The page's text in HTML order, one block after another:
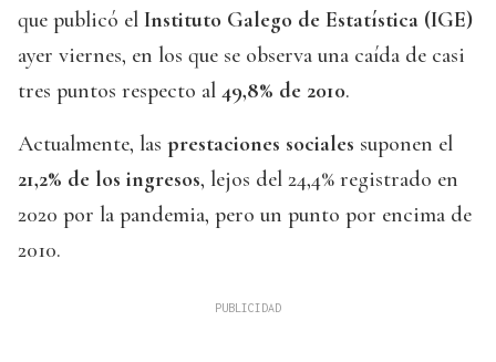
que publicó el Instituto Galego de Estatística (IGE)
ayer viernes, en los que se observa una caída de casi
tres puntos respecto al 49,8% de 2010.
Actualmente, las prestaciones sociales suponen el
21,2% de los ingresos, lejos del 24,4% registrado en
2020 por la pandemia, pero un punto por encima de
2010.